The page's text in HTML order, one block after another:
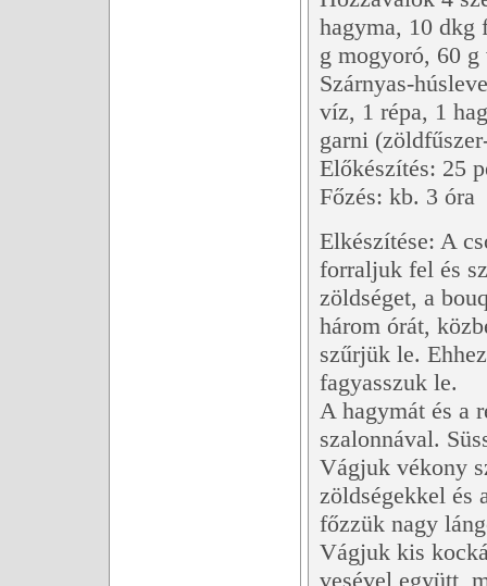
hagyma, 10 dkg
g mogyoró, 60
Szárnyas-
víz, 1 répa, 1
garni
Előkészítés: 25
Főzés: kb. 3 óra
Elkészítése: A
forraljuk fel és
zöldséget, a
három órát,
szűrjük le.
fagyasszuk le.
A hagymát és a
szalonnával.
Vágjuk vékony
zöldségekkel és
főzzük nagy
Vágjuk kis
vesével együtt,